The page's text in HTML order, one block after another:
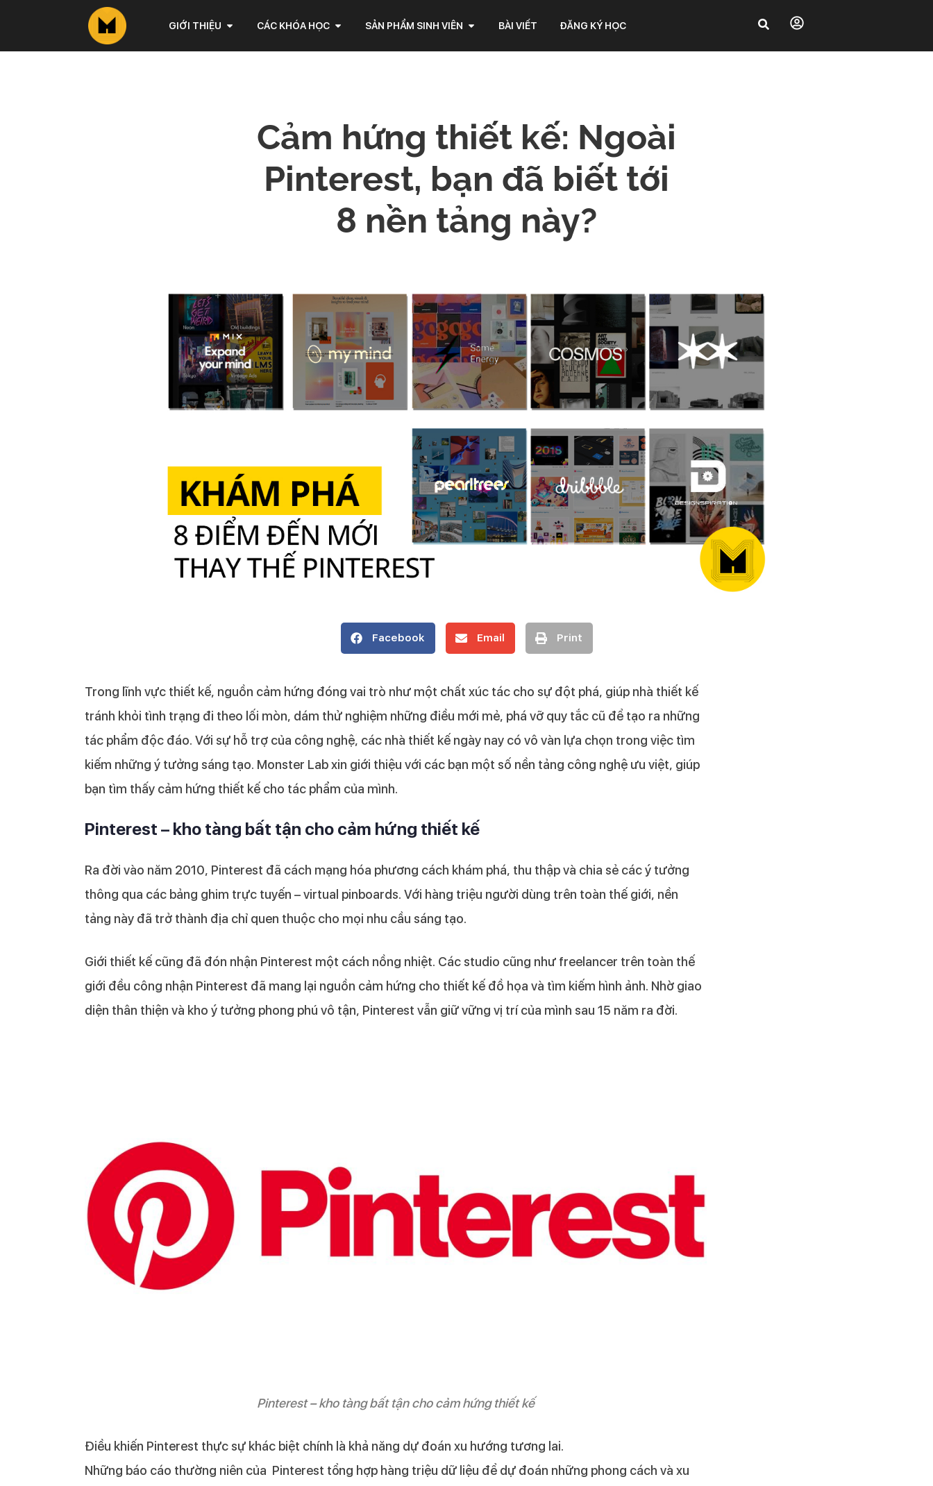
GIỚI THIỆU CÁC KHÓA HỌC SẢN PHẨM SINH VIÊN BÀI VIẾT ĐĂNG KÝ HỌC
Cảm hứng thiết kế: Ngoài
Pinterest, bạn đã biết tới
8 nền tảng này?
Facebook Email Print
Trong lĩnh vực thiết kế, nguồn cảm hứng đóng vai trò như một chất xúc tác cho sự đột phá, giúp nhà thiết kế
tránh khỏi tình trạng đi theo lối mòn, dám thử nghiệm những điều mới mẻ, phá vỡ quy tắc cũ để tạo ra những
tác phẩm độc đáo. Với sự hỗ trợ của công nghệ, các nhà thiết kế ngày nay có vô vàn lựa chọn trong việc tìm
kiếm những ý tưởng sáng tạo. Monster Lab xin giới thiệu với các bạn một số nền tảng công nghệ ưu việt, giúp
bạn tìm thấy cảm hứng thiết kế cho tác phẩm của mình.
Pinterest – kho tàng bất tận cho cảm hứng thiết kế
Ra đời vào năm 2010, Pinterest đã cách mạng hóa phương cách khám phá, thu thập và chia sẻ các ý tưởng
thông qua các bảng ghim trực tuyến – virtual pinboards. Với hàng triệu người dùng trên toàn thế giới, nền
tảng này đã trở thành địa chỉ quen thuộc cho mọi nhu cầu sáng tạo.
Giới thiết kế cũng đã đón nhận Pinterest một cách nồng nhiệt. Các studio cũng như freelancer trên toàn thế
giới đều công nhận Pinterest đã mang lại nguồn cảm hứng cho thiết kế đồ họa và tìm kiếm hình ảnh. Nhờ giao
diện thân thiện và kho ý tưởng phong phú vô tận, Pinterest vẫn giữ vững vị trí của mình sau 15 năm ra đời.
Pinterest – kho tàng bất tận cho cảm hứng thiết kế
Điều khiến Pinterest thực sự khác biệt chính là khả năng dự đoán xu hướng tương lai.
Những báo cáo thường niên của Pinterest tổng hợp hàng triệu dữ liệu để dự đoán những phong cách và xu